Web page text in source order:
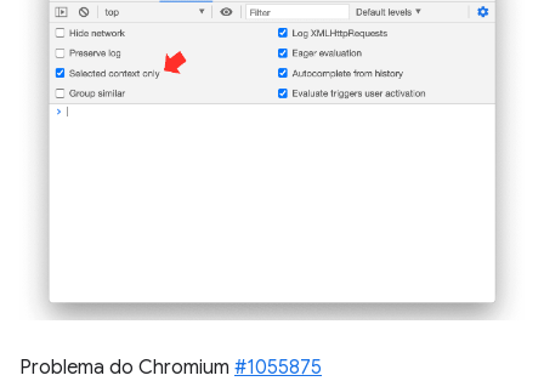
Problema do Chromium #1055875